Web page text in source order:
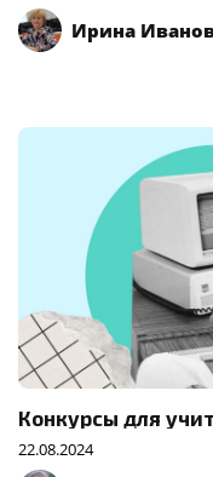
Ирина
Конкурсы для
22.08.2024